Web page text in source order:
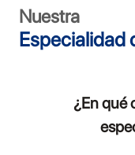
Nuestra
Especialidad
¿En qué